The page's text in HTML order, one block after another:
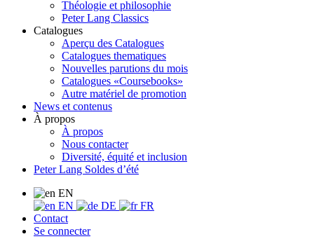
Théologie et philosophie
Peter Lang Classics
Catalogues
Aperçu des Catalogues
Catalogues thematiques
Nouvelles parutions du mois
Catalogues «Coursebooks»
Autre matériel de promotion
News et contenus
À propos
À propos
Nous contacter
Diversité, équité et inclusion
Peter Lang Soldes d’été
EN
EN
DE
FR
Contact
Se connecter